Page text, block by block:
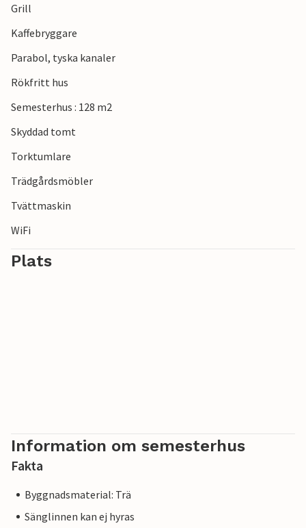
Grill
Kaffebryggare
Parabol, tyska kanaler
Rökfritt hus
Semesterhus : 128 m2
Skyddad tomt
Torktumlare
Trädgårdsmöbler
Tvättmaskin
WiFi
Plats
Information om semesterhus
Fakta
Byggnadsmaterial: Trä
Sänglinnen kan ej hyras